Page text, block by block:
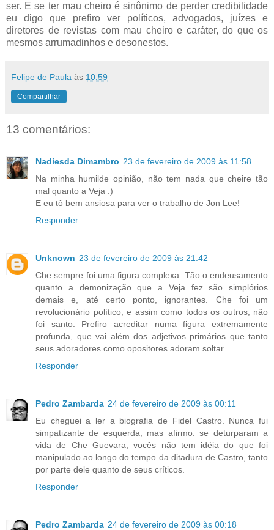
ser. E se ter mau cheiro é sinônimo de perder credibilidade
eu digo que prefiro ver políticos, advogados, juízes e
diretores de revistas com mau cheiro e caráter, do que os
mesmos arrumadinhos e desonestos.
Felipe de Paula às 10:59
Compartilhar
13 comentários:
Nadiesda Dimambro 23 de fevereiro de 2009 às 11:58
Na minha humilde opinião, não tem nada que cheire tão
mal quanto a Veja :)
E eu tô bem ansiosa para ver o trabalho de Jon Lee!
Responder
Unknown 23 de fevereiro de 2009 às 21:42
Che sempre foi uma figura complexa. Tão o endeusamento
quanto a demonização que a Veja fez são simplórios
demais e, até certo ponto, ignorantes. Che foi um
revolucionário político, e assim como todos os outros, não
foi santo. Prefiro acreditar numa figura extremamente
profunda, que vai além dos adjetivos primários que tanto
seus adoradores como opositores adoram soltar.
Responder
Pedro Zambarda 24 de fevereiro de 2009 às 00:11
Eu cheguei a ler a biografia de Fidel Castro. Nunca fui
simpatizante de esquerda, mas afirmo: se deturparam a
vida de Che Guevara, vocês não tem idéia do que foi
manipulado ao longo do tempo da ditadura de Castro, tanto
por parte dele quanto de seus críticos.
Responder
Pedro Zambarda 24 de fevereiro de 2009 às 00:18